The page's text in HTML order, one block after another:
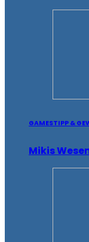
GAMESTIPP &
Mikis